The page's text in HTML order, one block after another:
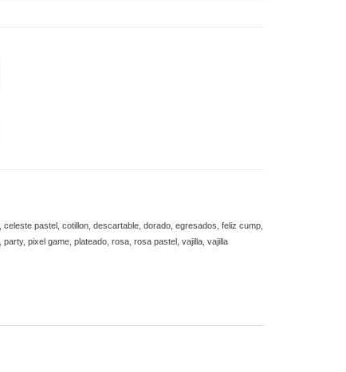
celeste pastel, cotillon, descartable, dorado, egresados feliz cump,
party, pixel game, plateado, rosa, rosa pastel, vajilla, vajilla